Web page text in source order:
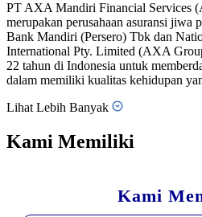
PT AXA Mandiri Financial Services
merupakan perusahaan asuransi jiwa
Bank Mandiri (Persero) Tbk dan
International Pty. Limited (AXA
22 tahun di Indonesia untuk
dalam memiliki kualitas kehidupan
Lihat Lebih Banyak
Kami Memiliki
Kami